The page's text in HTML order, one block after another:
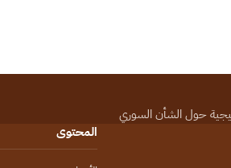
حول الشأن السوري
المحتوى